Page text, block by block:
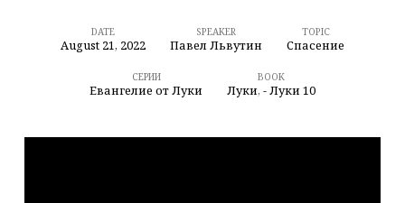
Что
сделать,
DATE
August 21, 2022
SPEAKER
Павел Львутин
TOPIC
Спасение
СЕРИИ
Евангелие от Луки
BOOK
Луки, - Луки 10